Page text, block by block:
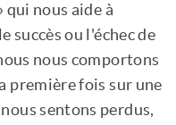
qui nous aide à
succès ou l'échec de
nous comportons
première fois sur une
sentons perdus,